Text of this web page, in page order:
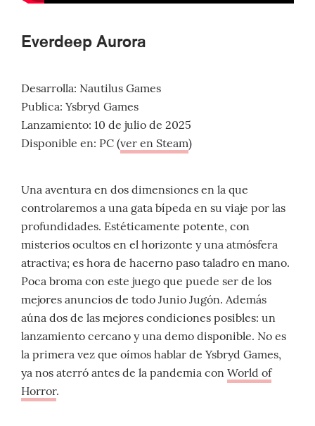
Everdeep Aurora
Desarrolla: Nautilus Games
Publica: Ysbryd Games
Lanzamiento: 10 de julio de 2025
Disponible en: PC (ver en Steam)
Una aventura en dos dimensiones en la que
controlaremos a una gata bípeda en su viaje por las
profundidades. Estéticamente potente, con
misterios ocultos en el horizonte y una atmósfera
atractiva; es hora de hacerno paso taladro en mano.
Poca broma con este juego que puede ser de los
mejores anuncios de todo Junio Jugón. Además
aúna dos de las mejores condiciones posibles: un
lanzamiento cercano y una demo disponible. No es
la primera vez que oímos hablar de Ysbryd Games,
ya nos aterró antes de la pandemia con World of
Horror.